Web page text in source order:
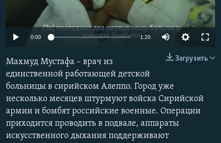
ПОБЕДИТЕЛЕЙ НЕ СУДЯТ?
КРЫМ.НЕПОКОРЕННЫЙ
УКРАИНСКАЯ ПРОБЛЕМА КРЫМА
ПРИСОЕДИНЯЙТЕСЬ!
Все сайты RFE/RL
0:00 1:20
Загрузить
Махмуд Мустафа – врач из
единственной работающей детской
больницы в сирийском Алеппо. Город уже
несколько месяцев штурмуют войска Сирийской
армии и бомбят российские военные. Операции
приходится проводить в подвале, аппараты
искусственного дыхания поддерживают